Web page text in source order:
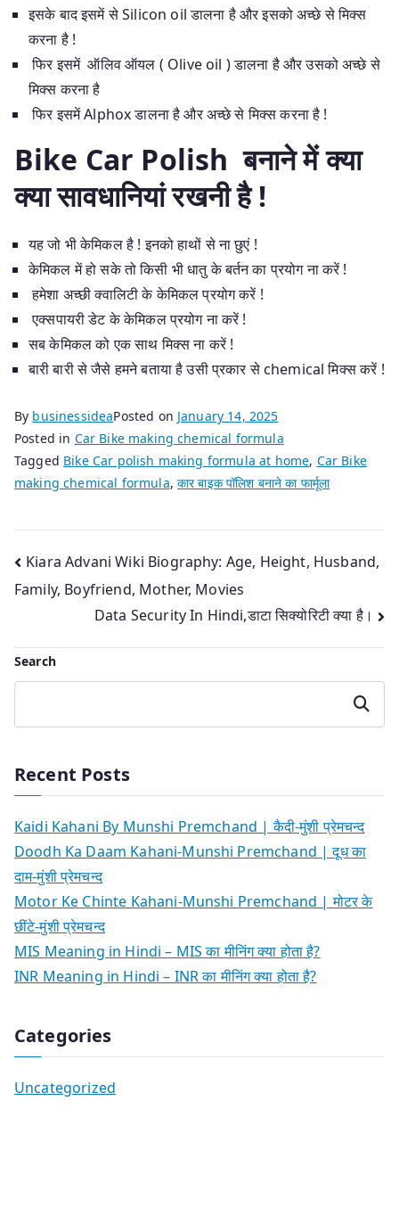
इसके बाद इसमें से Silicon oil डालना है और इसको अच्छे से मिक्स
करना है !
फिर इसमें ऑलिव ऑयल ( Olive oil ) डालना है और उसको अच्छे से
मिक्स करना है
फिर इसमें Alphox डालना है और अच्छे से मिक्स करना है !
Bike Car Polish बनाने में क्या
क्या सावधानियां रखनी है !
यह जो भी केमिकल है ! इनको हाथों से ना छुएं !
केमिकल में हो सके तो किसी भी धातु के बर्तन का प्रयोग ना करें !
हमेशा अच्छी क्वालिटी के केमिकल प्रयोग करें !
एक्सपायरी डेट के केमिकल प्रयोग ना करें !
सब केमिकल को एक साथ मिक्स ना करें !
बारी बारी से जैसे हमने बताया है उसी प्रकार से chemical मिक्स करें !
By businessideaPosted on January 14, 2025
Posted in Car Bike making chemical formula
Tagged Bike Car polish making formula at home, Car Bike
making chemical formula,कार बाइक पॉलिश बनाने का फार्मूला
Post
navigation
Kiara Advani Wiki Biography: Age, Height, Husband,
Family, Boyfriend, Mother, Movies
Data Security In Hindi,डाटा सिक्योरिटी क्या है।
Search
Search
Recent Posts
Kaidi Kahani By Munshi Premchand | कैदी-मुंशी प्रेमचन्द
Doodh Ka Daam Kahani-Munshi Premchand | दूध का
दाम-मुंशी प्रेमचन्द
Motor Ke Chinte Kahani-Munshi Premchand | मोटर के
छींटे-मुंशी प्रेमचन्द
MIS Meaning in Hindi – MIS का मीनिंग क्या होता है?
INR Meaning in Hindi – INR का मीनिंग क्या होता है?
Categories
Uncategorized